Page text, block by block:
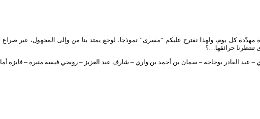
مهدّدة كل يوم، ولهذا نقترح عليكم “مسرى” نموذجا، لوجع يمتد بنا من وإلى المجهول، عبر
حرائقها…؟
– عبد القادر بوجاجة – سمان بن أحمد بن واري – شارف عبد العزيز – روبحي فيسة منيرة –